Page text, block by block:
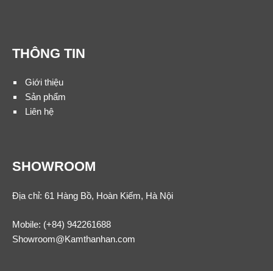
THÔNG TIN
Giới thiệu
Sản phẩm
Liên hệ
SHOWROOM
Địa chỉ: 61 Hàng Bồ, Hoàn Kiếm, Hà Nội
Mobile: (+84) 942261688
Showroom@Kamthanhan.com